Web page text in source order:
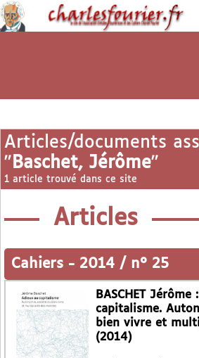
Articles/documents
" Baschet, Jérôme"
1 article trouvé dans ce site
Articles
Cahiers - 2014 / n° 25
BASCHET
capitalisme.
bien vivre et
(2014)